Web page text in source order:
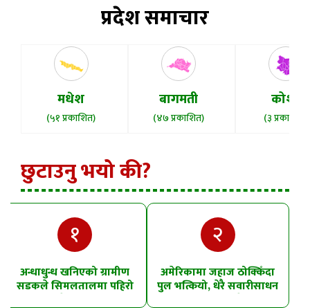
प्रदेश समाचार
मधेश
(५१ प्रकाशित)
बागमती
(४७ प्रकाशित)
कोशी
(३ प्रकाशित)
छुटाउनु भयो की?
१
अन्धाधुन्ध खनिएको ग्रामीण
सडकले सिमलतालमा पहिरो
२
अमेरिकामा जहाज ठोक्किँदा
पुल भत्कियो, धेरै सवारीसाधन